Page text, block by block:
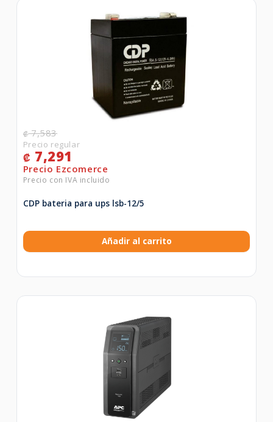
₡7,583
₡ 7,291
CDP bateria para ups lsb-12/5
Añadir al carrito